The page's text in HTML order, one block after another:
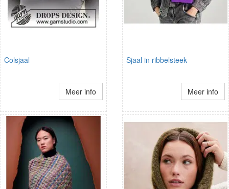
Colsjaal
Meer info
Sjaal in ribbelsteek
Meer info